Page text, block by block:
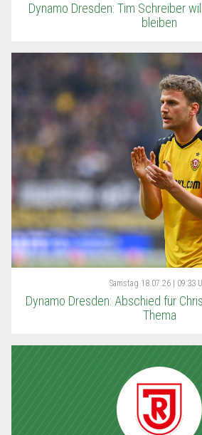
Dynamo Dresden: Tim Schreiber
bleiben
Samstag 18.07.26 | 09:33
Dynamo Dresden: Abschied für
Thema